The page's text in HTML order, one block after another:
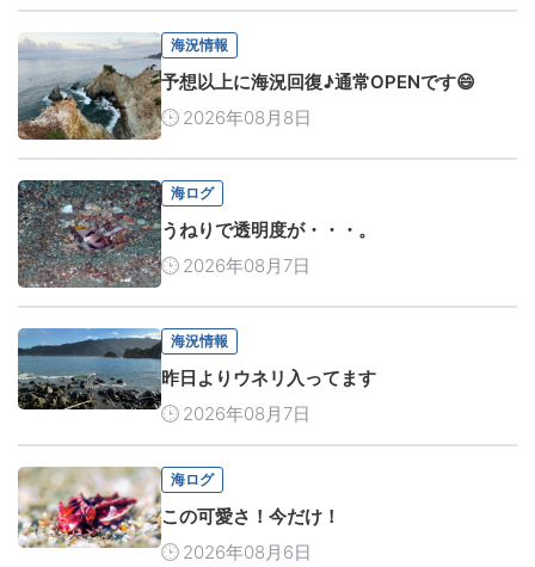
海況情報
予想以上に海況回復♪通常OPENです😄
2026年08月8日
海ログ
うねりで透明度が・・・。
2026年08月7日
海況情報
昨日よりウネリ入ってます
2026年08月7日
海ログ
この可愛さ！今だけ！
2026年08月6日